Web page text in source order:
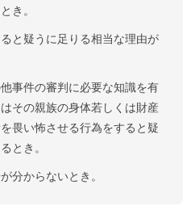
き。
と疑うに足りる相当な理由が
事件の審判に必要な知識を有
その親族の身体若しくは財産
畏い怖させる行為をすると疑
とき。
分からないとき。